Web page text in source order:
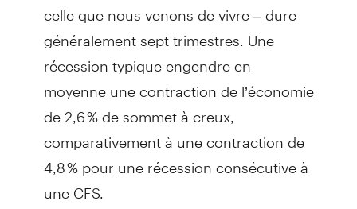
celle que nous venons de vivre – dure
généralement sept trimestres. Une
récession typique engendre en
moyenne une contraction de l’économie
de 2,6 % de sommet à creux,
comparativement à une contraction de
4,8 % pour une récession consécutive à
une CFS.